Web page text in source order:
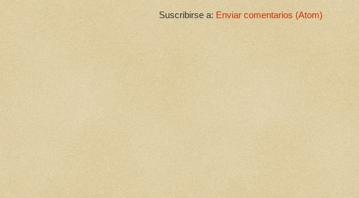
Suscribirse a: Enviar comentarios (Atom)